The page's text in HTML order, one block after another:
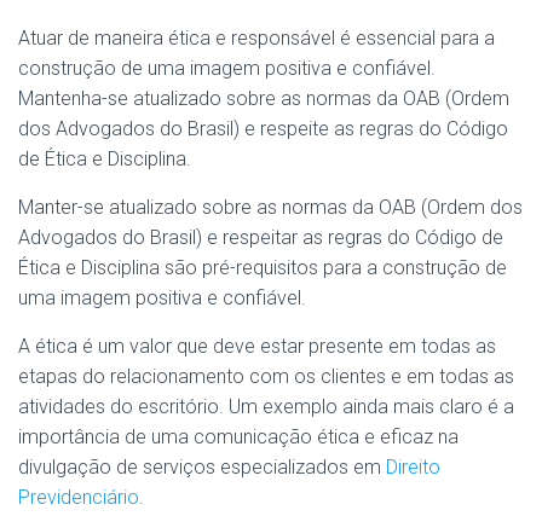
Atuar de maneira ética e responsável é essencial para a
construção de uma imagem positiva e confiável.
Mantenha-se atualizado sobre as normas da OAB (Ordem
dos Advogados do Brasil) e respeite as regras do Código
de Ética e Disciplina.
Manter-se atualizado sobre as normas da OAB (Ordem dos
Advogados do Brasil) e respeitar as regras do Código de
Ética e Disciplina são pré-requisitos para a construção de
uma imagem positiva e confiável.
A ética é um valor que deve estar presente em todas as
etapas do relacionamento com os clientes e em todas as
atividades do escritório. Um exemplo ainda mais claro é a
importância de uma comunicação ética e eficaz na
divulgação de serviços especializados em Direito
Previdenciário.